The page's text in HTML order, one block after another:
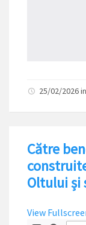
25/02/2026in
Către
Oltului și
View